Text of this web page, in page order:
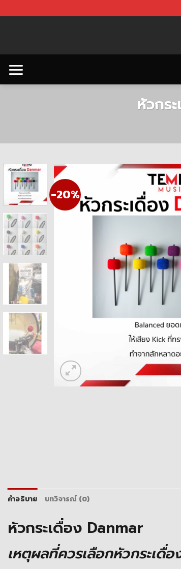
to
หัวกร
-20%
คำอธิบาย บทวิจารณ์ (0)
หัวกระเดื่อง Danmar
เหตุผลที่ควรเลือกหัวกระเดื่